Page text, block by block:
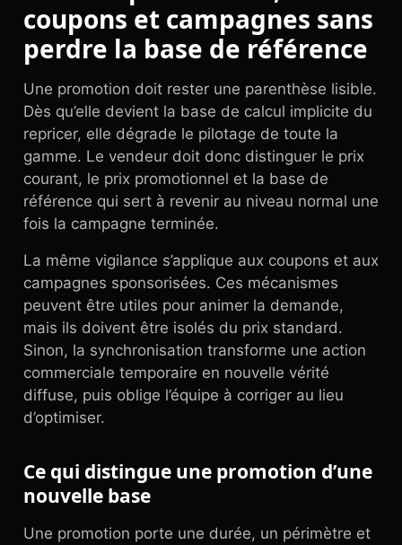
coupons et campagnes sans
perdre la base de référence
Une promotion doit rester une parenthèse lisible.
Dès qu’elle devient la base de calcul implicite du
repricer, elle dégrade le pilotage de toute la
gamme. Le vendeur doit donc distinguer le prix
courant, le prix promotionnel et la base de
référence qui sert à revenir au niveau normal une
fois la campagne terminée.
La même vigilance s’applique aux coupons et aux
campagnes sponsorisées. Ces mécanismes
peuvent être utiles pour animer la demande,
mais ils doivent être isolés du prix standard.
Sinon, la synchronisation transforme une action
commerciale temporaire en nouvelle vérité
diffuse, puis oblige l’équipe à corriger au lieu
d’optimiser.
Ce qui distingue une promotion d’une
nouvelle base
Une promotion porte une durée, un périmètre et